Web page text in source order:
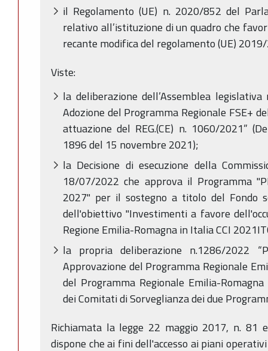
il Regolamento (UE) n. 2020/852 del
relativo all’istituzione di un quadro che
recante modifica del regolamento (UE)
Viste:
la deliberazione dell’Assemblea
Adozione del Programma Regionale FSE+
attuazione del REG.(CE) n. 1060/2021”
1896 del 15 novembre 2021);
la Decisione di esecuzione della
18/07/2022 che approva il Programma
2027" per il sostegno a titolo del Fondo
dell'obiettivo "Investimenti a favore
Regione Emilia-Romagna in Italia CCI
la propria deliberazione n.1286/2022
Approvazione del Programma Regionale
del Programma Regionale Emilia-
dei Comitati di Sorveglianza dei due
Richiamata la legge 22 maggio 2017, n. 81
dispone che ai fini dell'accesso ai piani